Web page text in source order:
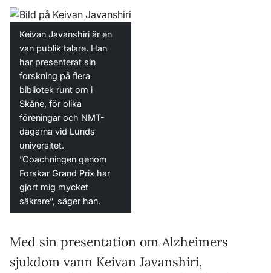
Keivan Javanshiri är en
van publik talare. Han
har presenterat sin
forskning på flera
bibliotek runt om i
Skåne, för olika
föreningar och NMT-
dagarna vid Lunds
universitet.
”Coachningen genom
Forskar Grand Prix har
gjort mig mycket
säkrare”, säger han.
Med sin presentation om Alzheimers
sjukdom vann Keivan Javanshiri,